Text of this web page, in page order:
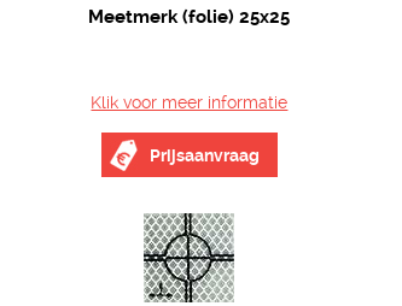
Meetmerk (folie) 25x25
Klik voor meer informatie
Prijsaanvraag